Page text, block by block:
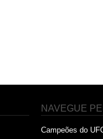
NAVEGUE
Campeões do